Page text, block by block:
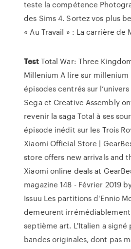
teste la compétence
des Sims 4. Sortez vos plus
« Au Travail » : La carrière de
TestTotal War: Three
Millenium A lire sur millenium
épisodes centrés sur
Sega et Creative Assembly
revenir la saga Total à ses
épisode inédit sur les Trois
Xiaomi Official Store |
store offers new arrivals and
Xiaomi online deals at
magazine 148 - Février 2019
Issuu Les partitions d'Ennio
demeurent irrémédiablement
septième art. L'Italien a signé
bandes originales, dont pas